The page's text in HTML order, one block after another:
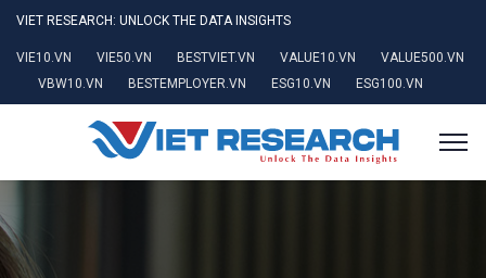
VIET RESEARCH: UNLOCK THE DATA INSIGHTS
VIE10.VN VIE50.VN BESTVIET.VN VALUE10.VN
VALUE500.VN
VBW10.VN
BESTEMPLOYER.VN ESG10.VN ESG100.VN